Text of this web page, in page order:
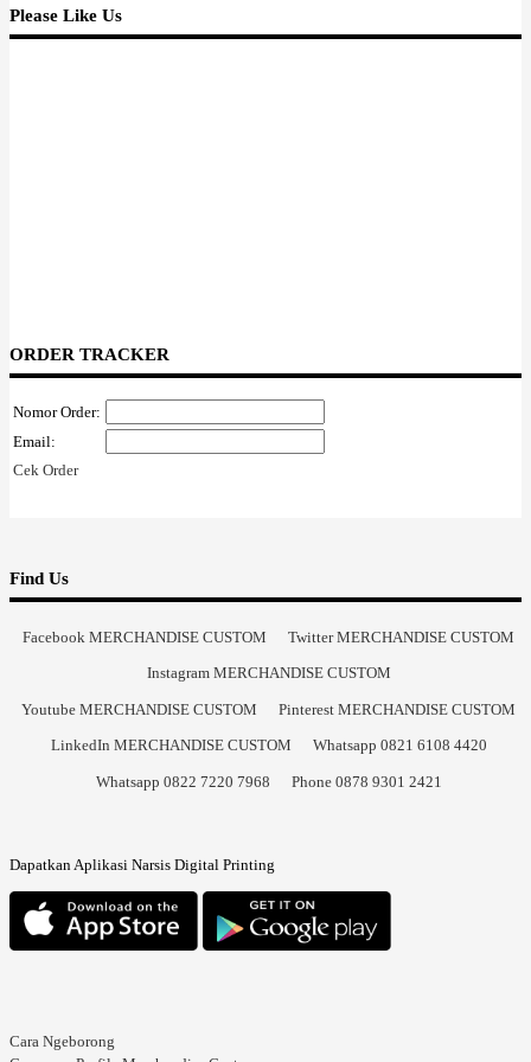
orang masing masing, begitu mottonya. Terimakasih Tuhan aku
Please Like Us
ORDER TRACKER
Nomor Order:
Email:
Cek Order
Find Us
Facebook MERCHANDISE CUSTOM Twitter MERCHANDISE CUSTOM
Instagram MERCHANDISE CUSTOM
Youtube MERCHANDISE CUSTOM Pinterest MERCHANDISE CUSTOM
LinkedIn MERCHANDISE CUSTOM Whatsapp 0821 6108 4420
Whatsapp 0822 7220 7968 Phone 0878 9301 2421
Dapatkan Aplikasi Narsis Digital Printing
Cara Ngeborong